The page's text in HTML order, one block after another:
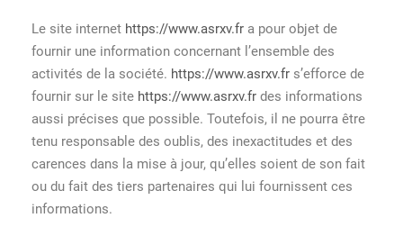
Le site internet https://www.asrxv.fr a pour objet de
fournir une information concernant l’ensemble des
activités de la société. https://www.asrxv.fr s’efforce de
fournir sur le site https://www.asrxv.fr des informations
aussi précises que possible. Toutefois, il ne pourra être
tenu responsable des oublis, des inexactitudes et des
carences dans la mise à jour, qu’elles soient de son fait
ou du fait des tiers partenaires qui lui fournissent ces
informations.